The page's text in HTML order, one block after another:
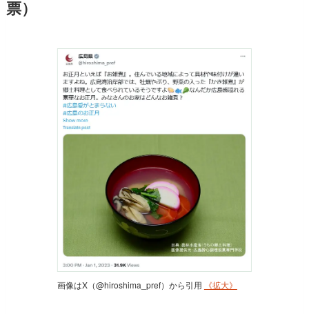
票）
画像はX（@hiroshima_pref）から引用 《拡大》